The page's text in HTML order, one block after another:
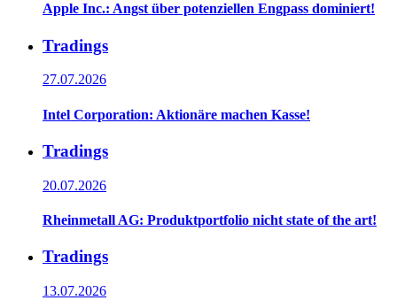
Apple Inc.: Angst über potenziellen Engpass dominiert!
Tradings
27.07.2026
Intel Corporation: Aktionäre machen Kasse!
Tradings
20.07.2026
Rheinmetall AG: Produktportfolio nicht state of the art!
Tradings
13.07.2026